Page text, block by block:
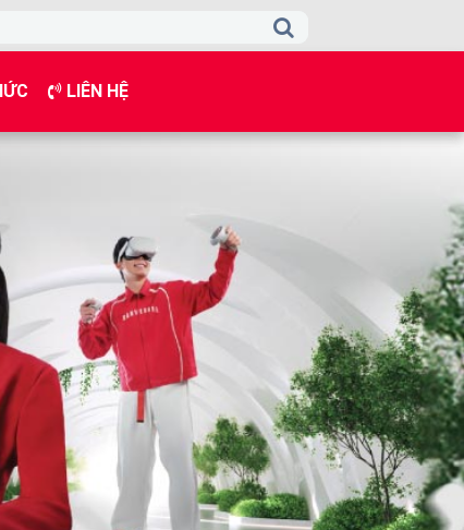
LIÊN HỆ